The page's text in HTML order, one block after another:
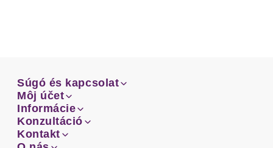
Súgó és kapcsolat
Email
Facebook
Súgó és kapcsolat
Email
Facebook
Môj účet
Prehľad objednávok
Môj účet
Prehľad objednávok
Informácie
Doprava
Informácie
Doprava
Konzultáció
Sprievodca-veľkosťami
Konzultáció
Kontakt
Kontakt